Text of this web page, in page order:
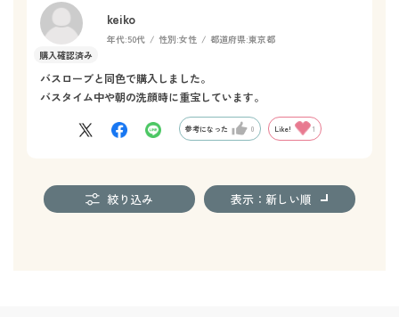
keiko
年代:50代 性別:女性 都道府県:東京都
バスローブと同色で購入しました。
バスタイム中や朝の洗顔時に重宝しています。
参考になった 0 Like! 1
絞り込み 表示：新しい順